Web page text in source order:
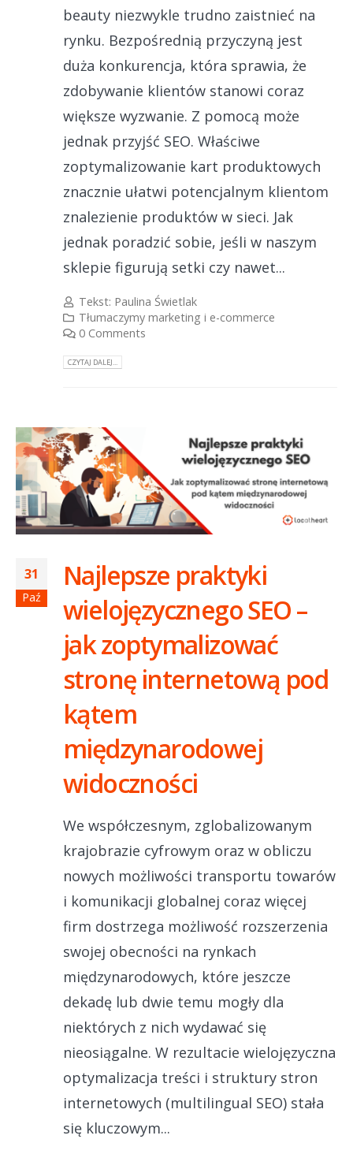
beauty niezwykle trudno zaistnieć na
rynku. Bezpośrednią przyczyną jest
duża konkurencja, która sprawia, że
zdobywanie klientów stanowi coraz
większe wyzwanie. Z pomocą może
jednak przyjść SEO. Właściwe
zoptymalizowanie kart produktowych
znacznie ułatwi potencjalnym klientom
znalezienie produktów w sieci. Jak
jednak poradzić sobie, jeśli w naszym
sklepie figurują setki czy nawet...
Tekst: Paulina Świetlak
Tłumaczymy marketing i e-commerce
0 Comments
CZYTAJ DALEJ...
31
Paź
Najlepsze praktyki
wielojęzycznego SEO –
jak zoptymalizować
stronę internetową pod
kątem
międzynarodowej
widoczności
We współczesnym, zglobalizowanym
krajobrazie cyfrowym oraz w obliczu
nowych możliwości transportu towarów
i komunikacji globalnej coraz więcej
firm dostrzega możliwość rozszerzenia
swojej obecności na rynkach
międzynarodowych, które jeszcze
dekadę lub dwie temu mogły dla
niektórych z nich wydawać się
nieosiągalne. W rezultacie wielojęzyczna
optymalizacja treści i struktury stron
internetowych (multilingual SEO) stała
się kluczowym...